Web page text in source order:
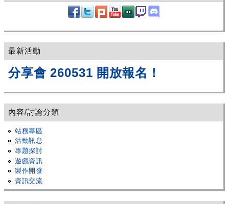
最新活動
分享會 260531 開放報名！
內容/討論分類
站務專區
活動訊息
專題探討
遊戲資訊
製作開發
資訊交流